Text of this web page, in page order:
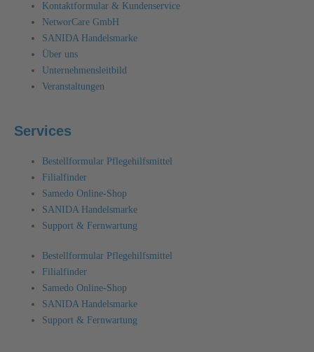
Kontaktformular & Kundenservice
NetworCare GmbH
SANIDA Handelsmarke
Über uns
Unternehmensleitbild
Veranstaltungen
Services
Bestellformular Pflegehilfsmittel
Filialfinder
Samedo Online-Shop
SANIDA Handelsmarke
Support & Fernwartung
Bestellformular Pflegehilfsmittel
Filialfinder
Samedo Online-Shop
SANIDA Handelsmarke
Support & Fernwartung